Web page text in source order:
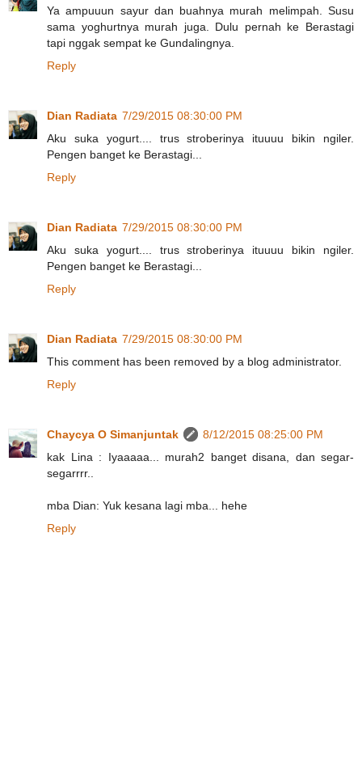
Ya ampuuun sayur dan buahnya murah melimpah. Susu
sama yoghurtnya murah juga. Dulu pernah ke Berastagi
tapi nggak sempat ke Gundalingnya.
Reply
Dian Radiata 7/29/2015 08:30:00 PM
Aku suka yogurt.... trus stroberinya ituuuu bikin ngiler.
Pengen banget ke Berastagi...
Reply
Dian Radiata 7/29/2015 08:30:00 PM
Aku suka yogurt.... trus stroberinya ituuuu bikin ngiler.
Pengen banget ke Berastagi...
Reply
Dian Radiata 7/29/2015 08:30:00 PM
This comment has been removed by a blog administrator.
Reply
Chaycya O Simanjuntak
8/12/2015 08:25:00 PM
kak Lina : Iyaaaaa... murah2 banget disana, dan segar-
segarrrr..
mba Dian: Yuk kesana lagi mba... hehe
Reply